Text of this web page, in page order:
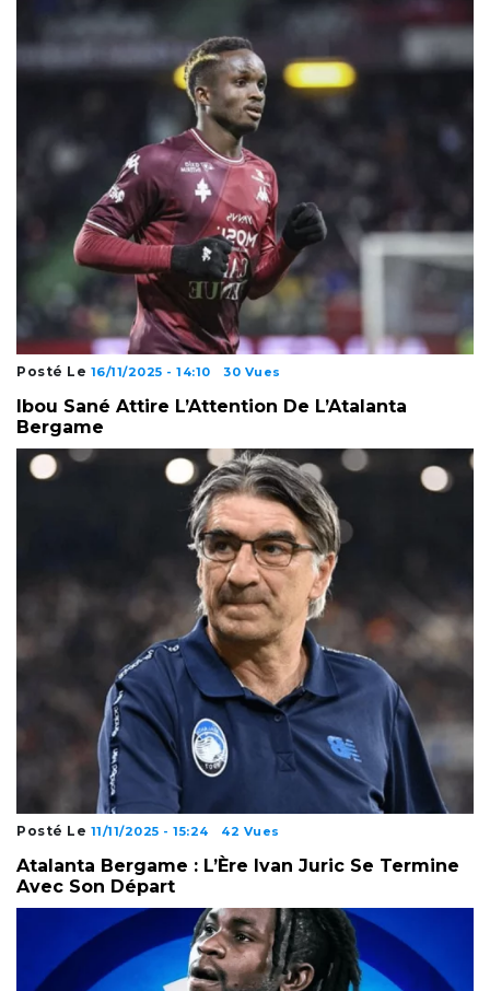
Posté Le 16/11/2025 - 14:10 30 Vues
Ibou Sané Attire L’Attention De L’Atalanta
Bergame
Posté Le 11/11/2025 - 15:24 42 Vues
Atalanta Bergame : L’Ère Ivan Juric Se Termine
Avec Son Départ